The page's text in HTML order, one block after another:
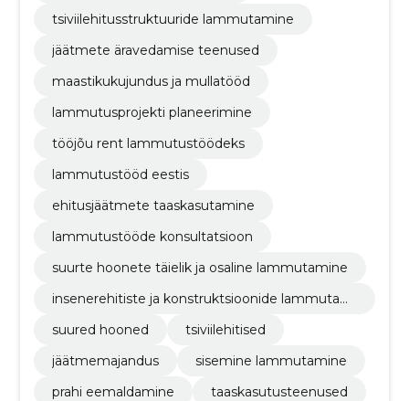
tsiviilehitusstruktuuride lammutamine
jäätmete äravedamise teenused
maastikukujundus ja mullatööd
lammutusprojekti planeerimine
tööjõu rent lammutustöödeks
lammutustööd eestis
ehitusjäätmete taaskasutamine
lammutustööde konsultatsioon
suurte hoonete täielik ja osaline lammutamine
insenerehitiste ja konstruktsioonide lammutami
suured hooned
tsiviilehitised
jäätmemajandus
sisemine lammutamine
prahi eemaldamine
taaskasutusteenused